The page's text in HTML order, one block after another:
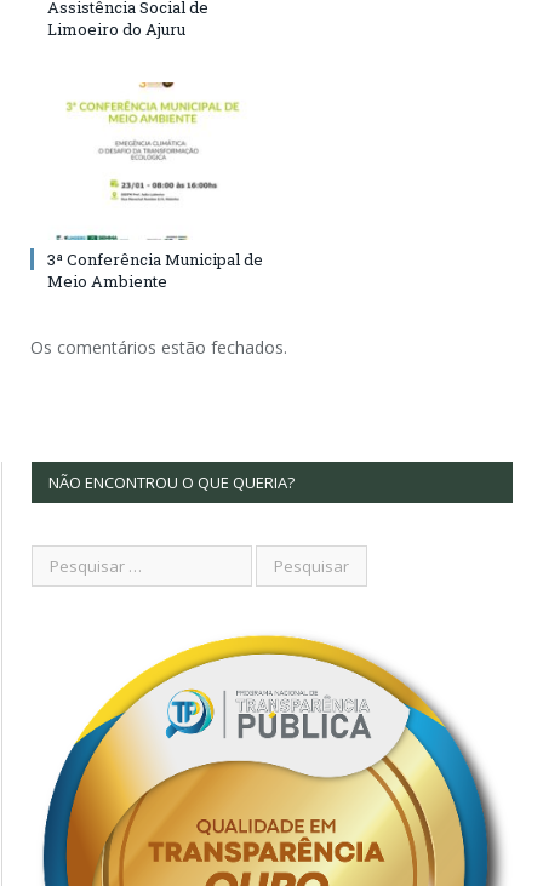
Assistência Social de
Limoeiro do Ajuru
3ª Conferência Municipal de
Meio Ambiente
Os comentários estão fechados.
NÃO ENCONTROU O QUE QUERIA?